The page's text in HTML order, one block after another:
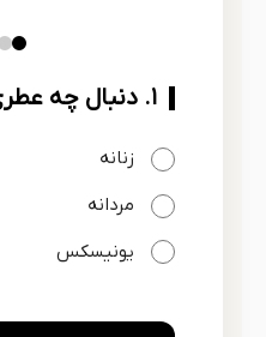
۱. دنبال چه عطری هستی ؟
زنانه
مردانه
یونیسکس